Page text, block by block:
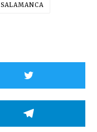
SALAMANCA